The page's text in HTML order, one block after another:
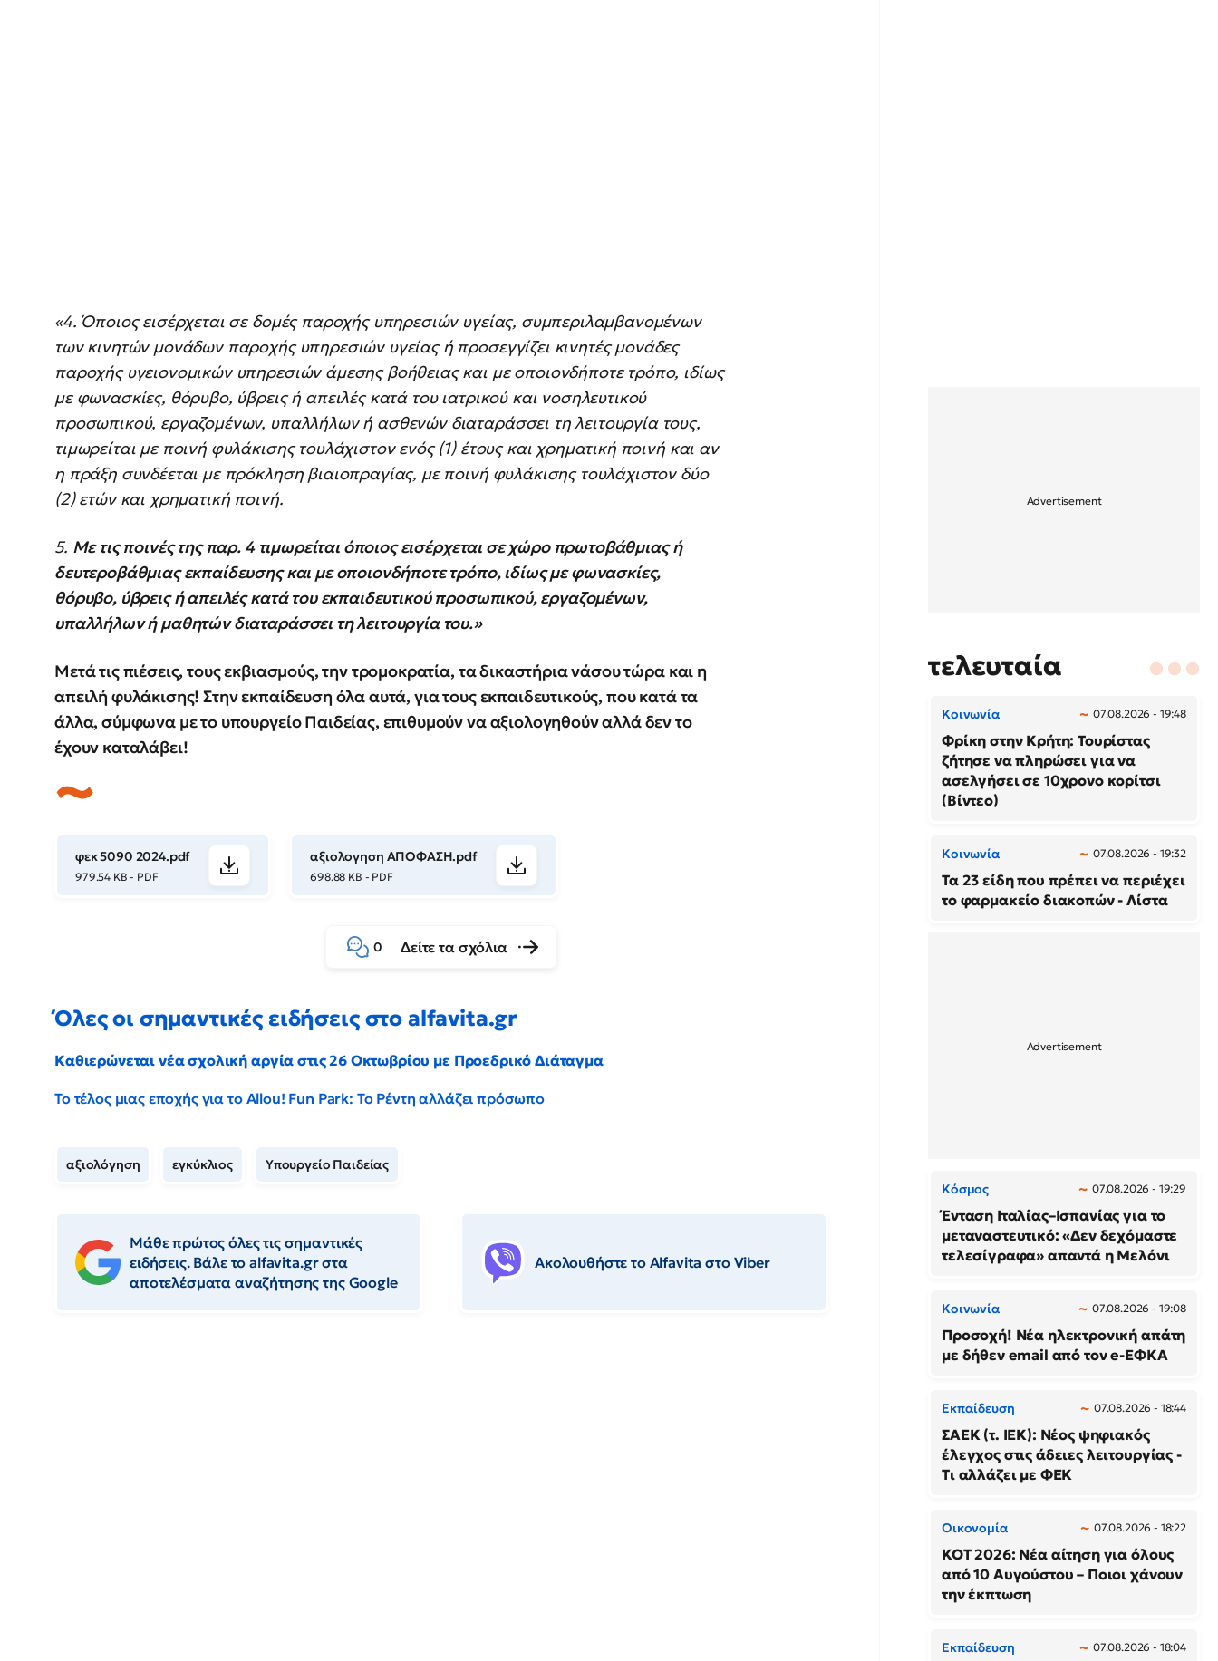
«4. Όποιος εισέρχεται σε δομές παροχής υπηρεσιών υγείας, συμπεριλαμβανομένων
των κινητών μονάδων παροχής υπηρεσιών υγείας ή προσεγγίζει κινητές μονάδες
παροχής υγειονομικών υπηρεσιών άμεσης βοήθειας και με οποιονδήποτε τρόπο, ιδίως
με φωνασκίες, θόρυβο, ύβρεις ή απειλές κατά του ιατρικού και νοσηλευτικού
προσωπικού, εργαζομένων, υπαλλήλων ή ασθενών διαταράσσει τη λειτουργία τους,
τιμωρείται με ποινή φυλάκισης τουλάχιστον ενός (1) έτους και χρηματική ποινή και αν
η πράξη συνδέεται με πρόκληση βιαιοπραγίας, με ποινή φυλάκισης τουλάχιστον δύο
(2) ετών και χρηματική ποινή.
5. Με τις ποινές της παρ. 4 τιμωρείται όποιος εισέρχεται σε χώρο πρωτοβάθμιας ή
δευτεροβάθμιας εκπαίδευσης και με οποιονδήποτε τρόπο, ιδίως με φωνασκίες,
θόρυβο, ύβρεις ή απειλές κατά του εκπαιδευτικού προσωπικού, εργαζομένων,
υπαλλήλων ή μαθητών διαταράσσει τη λειτουργία του.»
Μετά τις πιέσεις, τους εκβιασμούς, την τρομοκρατία, τα δικαστήρια νάσου τώρα και η
απειλή φυλάκισης! Στην εκπαίδευση όλα αυτά, για τους εκπαιδευτικούς, που κατά τα
άλλα, σύμφωνα με το υπουργείο Παιδείας, επιθυμούν να αξιολογηθούν αλλά δεν το
έχουν καταλάβει!
φεκ 5090 2024.pdf
979.54 KB - PDF
αξιολογηση ΑΠΟΦΑΣΗ.pdf
698.88 KB - PDF
0 Δείτε τα σχόλια
Όλες οι σημαντικές ειδήσεις στο alfavita.gr
Καθιερώνεται νέα σχολική αργία στις 26 Οκτωβρίου με Προεδρικό Διάταγμα
Το τέλος μιας εποχής για το Allou! Fun Park: Το Ρέντη αλλάζει πρόσωπο
αξιολόγηση εγκύκλιος Υπουργείο Παιδείας
Μάθε πρώτος όλες τις σημαντικές
ειδήσεις. Βάλε το alfavita.gr στα
αποτελέσματα αναζήτησης της Google
Ακολουθήστε το Αlfavita στο Viber
τελευταία
Κοινωνία 07.08.2026 - 19:48
Φρίκη στην Κρήτη: Τουρίστας
ζήτησε να πληρώσει για να
ασελγήσει σε 10χρονο κορίτσι
(Βίντεο)
Κοινωνία 07.08.2026 - 19:32
Τα 23 είδη που πρέπει να περιέχει
το φαρμακείο διακοπών - Λίστα
Κόσμος 07.08.2026 - 19:29
Ένταση Ιταλίας–Ισπανίας για το
μεταναστευτικό: «Δεν δεχόμαστε
τελεσίγραφα» απαντά η Μελόνι
Κοινωνία 07.08.2026 - 19:08
Προσοχή! Νέα ηλεκτρονική απάτη
με δήθεν email από τον e-ΕΦΚΑ
Εκπαίδευση 07.08.2026 - 18:44
ΣΑΕΚ (τ. ΙΕΚ): Νέος ψηφιακός
έλεγχος στις άδειες λειτουργίας -
Τι αλλάζει με ΦΕΚ
Οικονομία 07.08.2026 - 18:22
ΚΟΤ 2026: Νέα αίτηση για όλους
από 10 Αυγούστου – Ποιοι χάνουν
την έκπτωση
Εκπαίδευση 07.08.2026 - 18:04